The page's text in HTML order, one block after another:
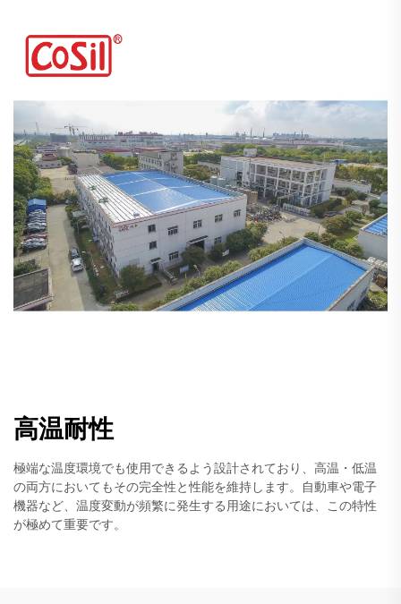
高温耐性
極端な温度環境でも使用できるよう設計されており、高温・低温
の両方においてもその完全性と性能を維持します。自動車や電子
機器など、温度変動が頻繁に発生する用途においては、この特性
が極めて重要です。